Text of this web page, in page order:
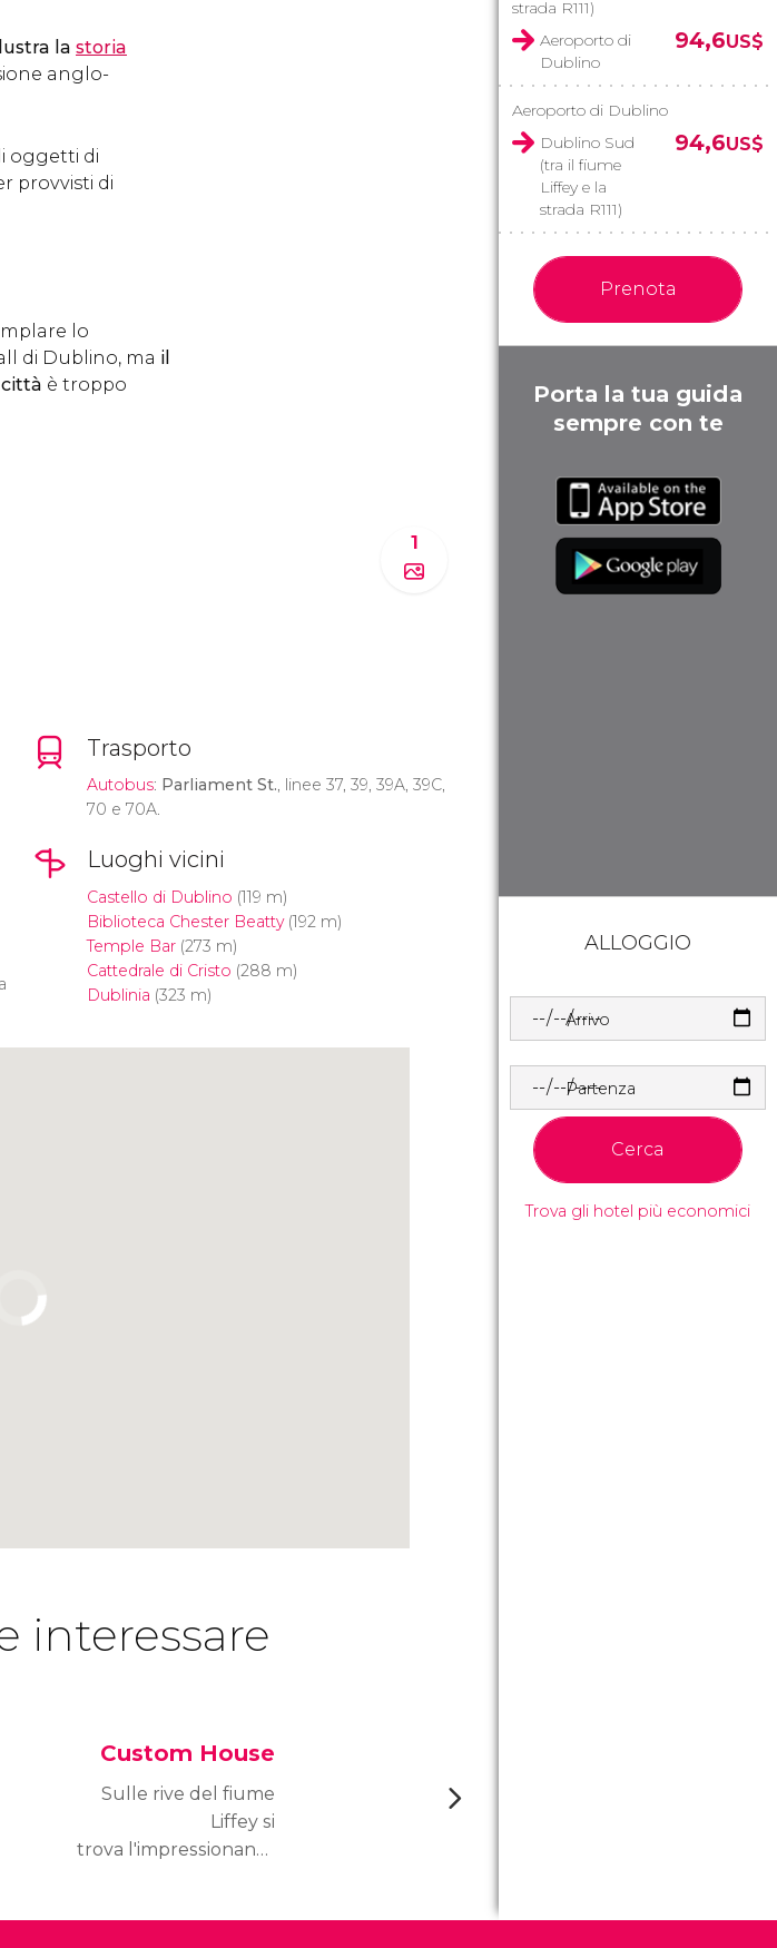
la storia
anglo-
oggetti di
provvisti di
lo
di Dublino, ma il
è troppo
1
Trasporto
Autobus: Parliament St., linee 37, 39, 39A, 39C,
70 e 70A.
Luoghi vicini
Castello di Dublino (119 m)
Biblioteca Chester Beatty(192 m)
Temple Bar(273 m)
Cattedrale di Cristo (288 m)
Dublinia (323 m)
interessare
Custom House
Sulle rive del fiume
Liffey si
trova l'impressionante
strada R111)
Aeroporto di
Dublino
94,6US$
Aeroporto di Dublino
Dublino Sud
(tra il fiume
Liffey e la
strada R111)
94,6US$
Prenota
Porta la tua guida
sempre con te
ALLOGGIO
Arrivo
Partenza
Cerca
Trova gli hotel più economici